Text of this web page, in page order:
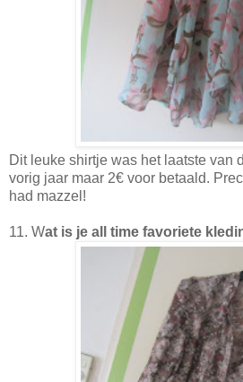
Dit leuke shirtje was het laatste van
vorig jaar maar 2€ voor betaald.
had mazzel!
11. Wat is je all time favoriete